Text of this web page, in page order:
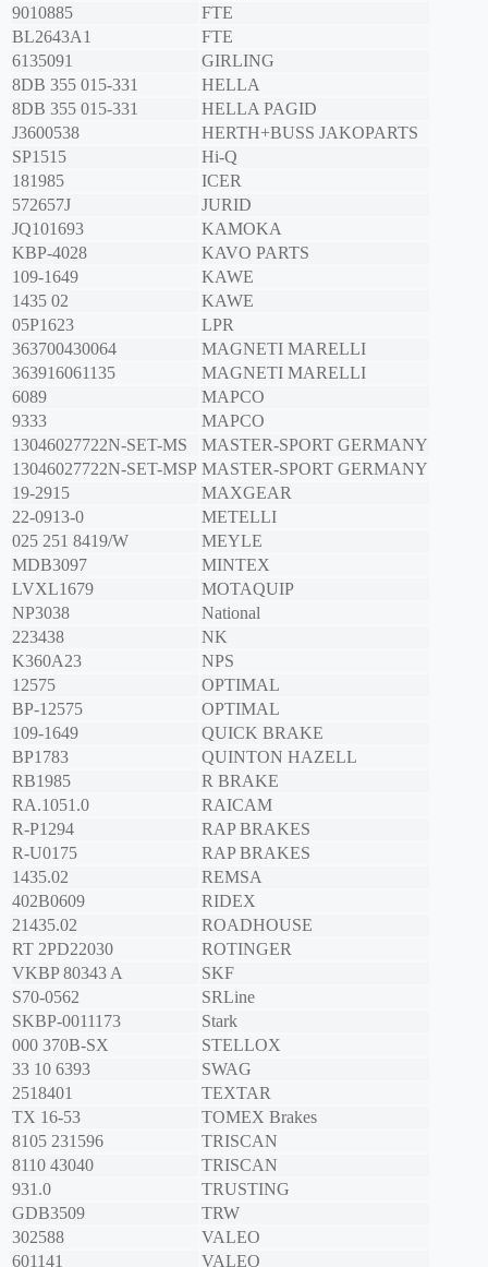
9010885
FTE
BL2643A1
FTE
6135091
GIRLING
8DB 355 015-331
HELLA
8DB 355 015-331
HELLA PAGID
J3600538
HERTH+BUSS JAKOPARTS
SP1515
Hi-Q
181985
ICER
572657J
JURID
JQ101693
KAMOKA
KBP-4028
KAVO PARTS
109-1649
KAWE
1435 02
KAWE
05P1623
LPR
363700430064
MAGNETI MARELLI
363916061135
MAGNETI MARELLI
6089
MAPCO
9333
MAPCO
13046027722N-SET-MS
MASTER-SPORT GERMANY
13046027722N-SET-MSP MASTER-SPORT GERMANY
19-2915
MAXGEAR
22-0913-0
METELLI
025 251 8419/W
MEYLE
MDB3097
MINTEX
LVXL1679
MOTAQUIP
NP3038
National
223438
NK
K360A23
NPS
12575
OPTIMAL
BP-12575
OPTIMAL
109-1649
QUICK BRAKE
BP1783
QUINTON HAZELL
RB1985
R BRAKE
RA.1051.0
RAICAM
R-P1294
RAP BRAKES
R-U0175
RAP BRAKES
1435.02
REMSA
402B0609
RIDEX
21435.02
ROADHOUSE
RT 2PD22030
ROTINGER
VKBP 80343 A
SKF
S70-0562
SRLine
SKBP-0011173
Stark
000 370B-SX
STELLOX
33 10 6393
SWAG
2518401
TEXTAR
TX 16-53
TOMEX Brakes
8105 231596
TRISCAN
8110 43040
TRISCAN
931.0
TRUSTING
GDB3509
TRW
302588
VALEO
601141
VALEO